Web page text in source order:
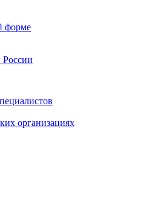
форме
России
организациях